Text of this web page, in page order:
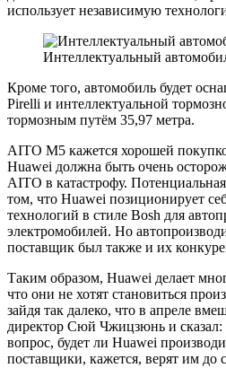
использует независимую
Интеллектуальный
Кроме того, автомобиль будет
Pirelli и интеллектуальной
тормозным путём 35,97 метра.
AITO M5 кажется хорошей
Huawei должна быть очень
AITO в катастрофу.
том, что Huawei позиционирует
технологий в стиле Bosh для
электромобилей. Но
поставщик был также и их
Таким образом, Huawei делает
что они не хотят становиться
зайдя так далеко, что в апреле
директор Сюй Чжицзюнь и сказал:
вопрос, будет ли Huawei
поставщики, кажется, верят им до